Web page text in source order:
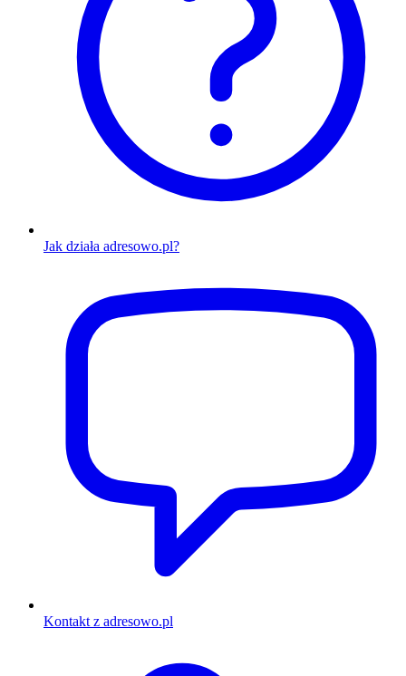
Jak działa adresowo.pl?
Kontakt z adresowo.pl